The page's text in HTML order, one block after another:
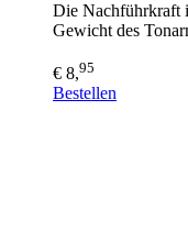
Die Nachführkraft
Gewicht des
€ 8,95
Bestellen